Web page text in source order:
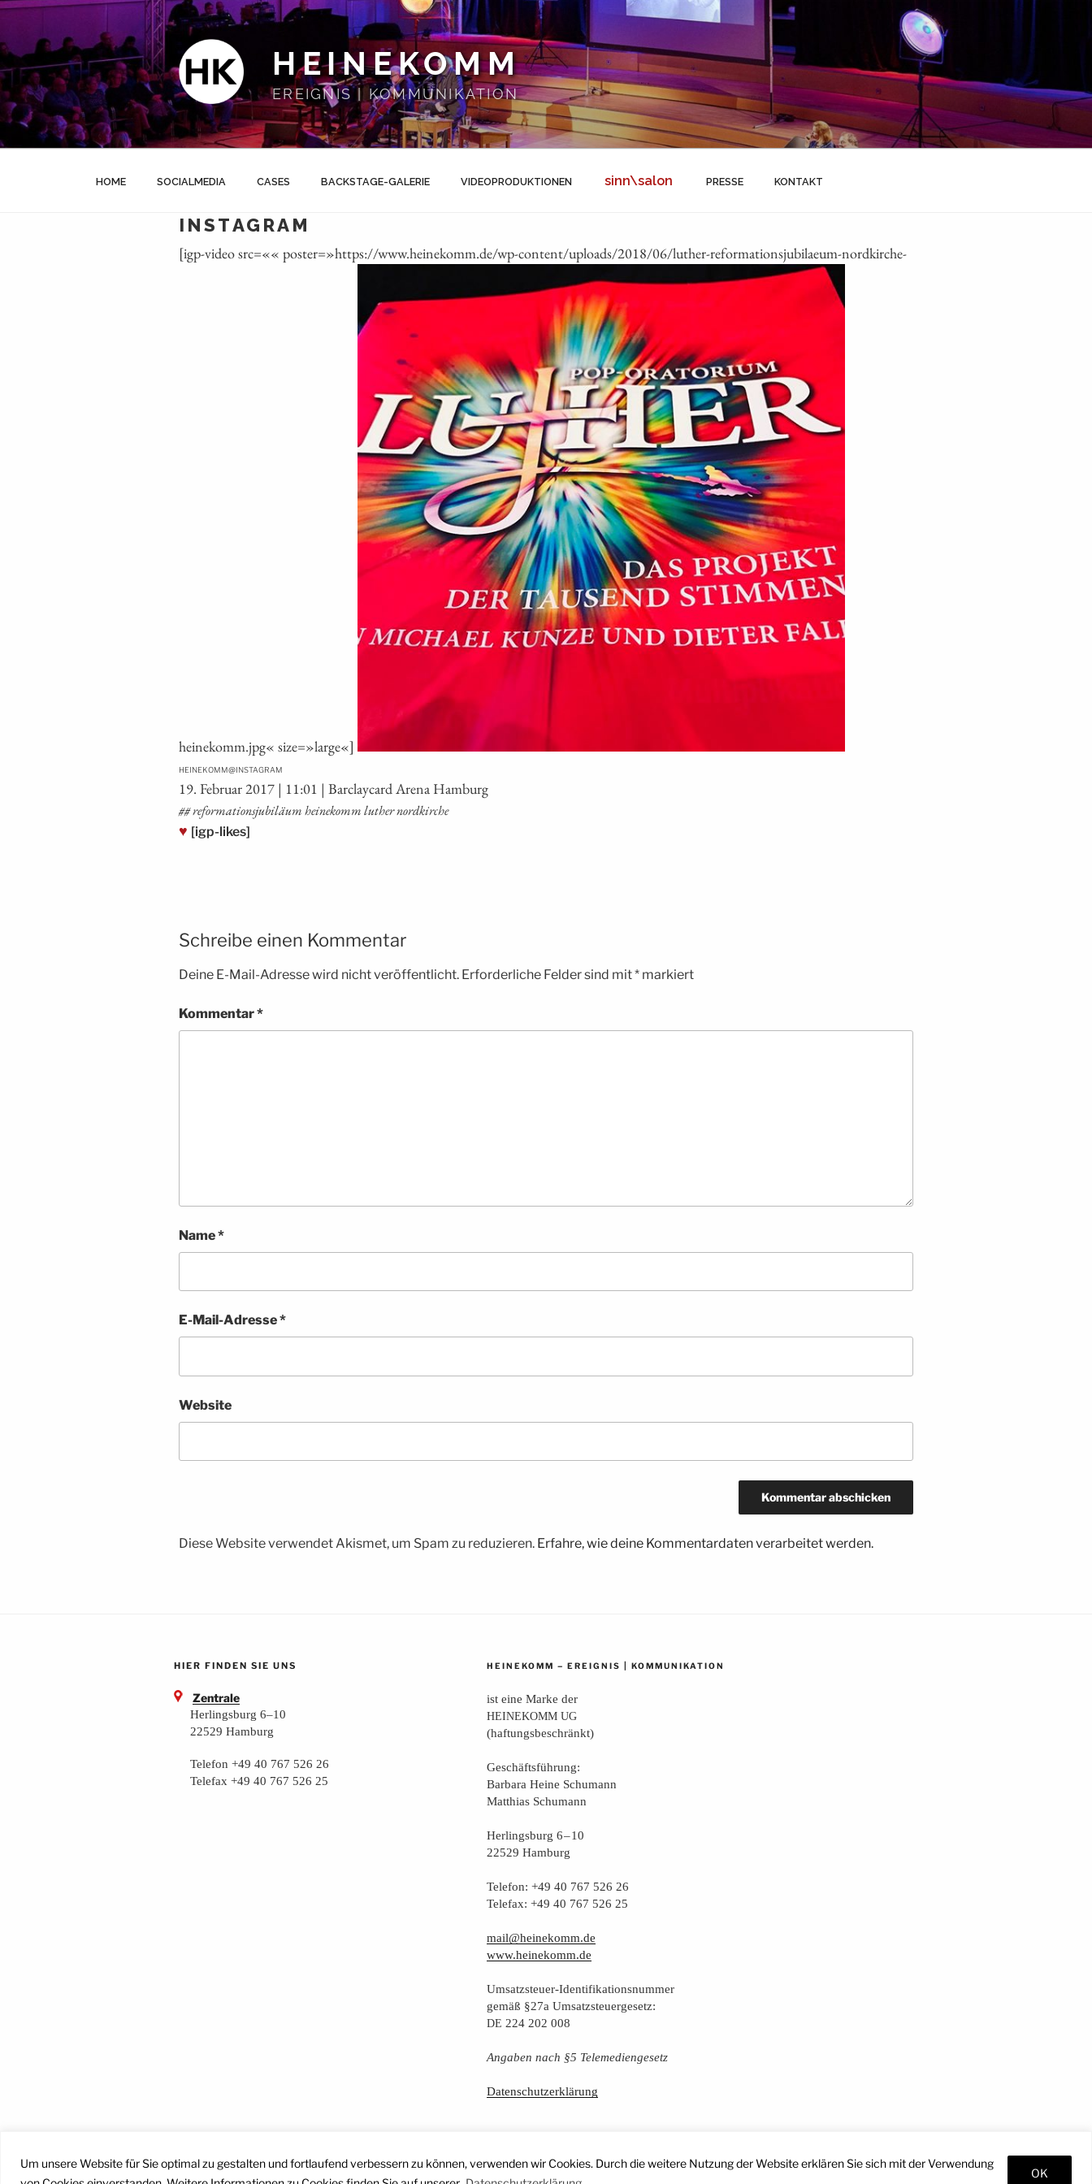
Um unsere Website für Sie optimal zu gestalten und fortlaufend verbessern zu können, verwenden wir Cookies. Durch die weitere Nutzung der Website erklären Sie sich mit der Verwendung
OK
Zum
springen
HEINEKOMM
EREIGNIS | KOMMUNIKATION
HOME SOCIALMEDIA CASES BACKSTAGE-GALERIE VIDEOPRODUKTIONEN sinn\salon PRESSE KONTAKT
INSTAGRAM
[igp-video src=«« poster=»https://www.heinekomm.de/wp-content/uploads/2018/06/luther-reformationsjubilaeum-nordkirche-
heinekomm.jpg« size=»large«]
HEINEKOMM@INSTAGRAM
19. Febru­ar 2017 | 11:01 | Bar­clay­card Are­na Hamburg
## refor­ma­ti­ons­ju­bi­lä­um hei­ne­komm luther nordkirche
♥ [igp-likes]
Schreibe einen Kommentar
Deine E-Mail-Adresse wird nicht veröffentlicht. Erforderliche Felder sind mit* markiert
Kommentar*
Name*
E-Mail-Adresse*
Website
Diese Website verwendet Akismet, um Spam zu reduzieren. Erfahre, wie deine Kommentardaten verarbeitet werden.
HIER FINDEN SIE UNS
Zentrale
Herlingsburg 6–10
22529 Hamburg
Telefon +49 40 767 526 26
Telefax +49 40 767 526 25
HEINEKOMM – EREIGNIS KOMMUNIKATION
ist eine Mar­ke der
HEINEKOMM UG
(haf­tungs­be­schränkt)
Geschäfts­füh­rung:
Bar­ba­ra Hei­ne Schumann
Mat­thi­as Schumann
Her­lings­burg 6 – 10
22529 Hamburg
Tele­fon: +49 40 767 526 26
Tele­fax: +49 40 767 526 25
mail@heinekomm.de
www.heinekomm.de
Umsatz­steu­er-Iden­ti­fi­ka­ti­ons­num­mer
gemäß §27a Umsatzsteuergesetz:
DE 224 202 008
Anga­ben nach §5 Telemediengesetz
Daten­schutz­er­klä­rung
FacebookInstagramYouTubeMail